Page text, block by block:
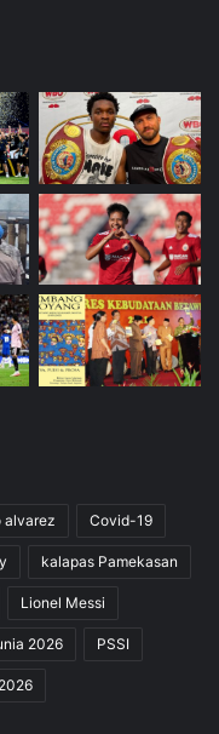
alvarez Covid-19
kalapas Pamekasan
Lionel Messi
2026 PSSI